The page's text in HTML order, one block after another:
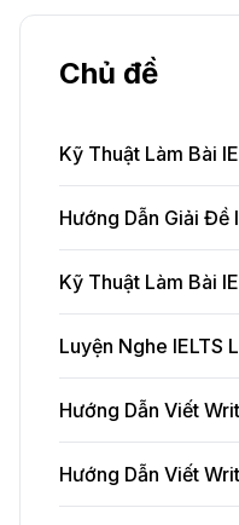
Chủ đề
Kỹ Thuật Làm Bài
Hướng Dẫn Giải Đề
Kỹ Thuật Làm Bài
Luyện Nghe IELTS
Hướng Dẫn Viết
Hướng Dẫn Viết